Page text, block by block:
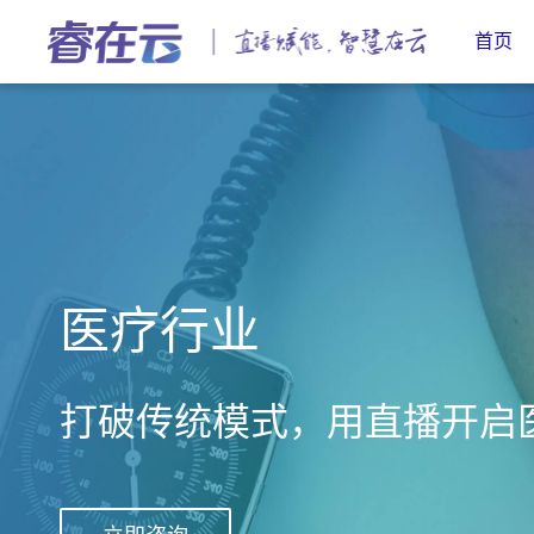
首页
医疗行业
打破传统模式，用直播开